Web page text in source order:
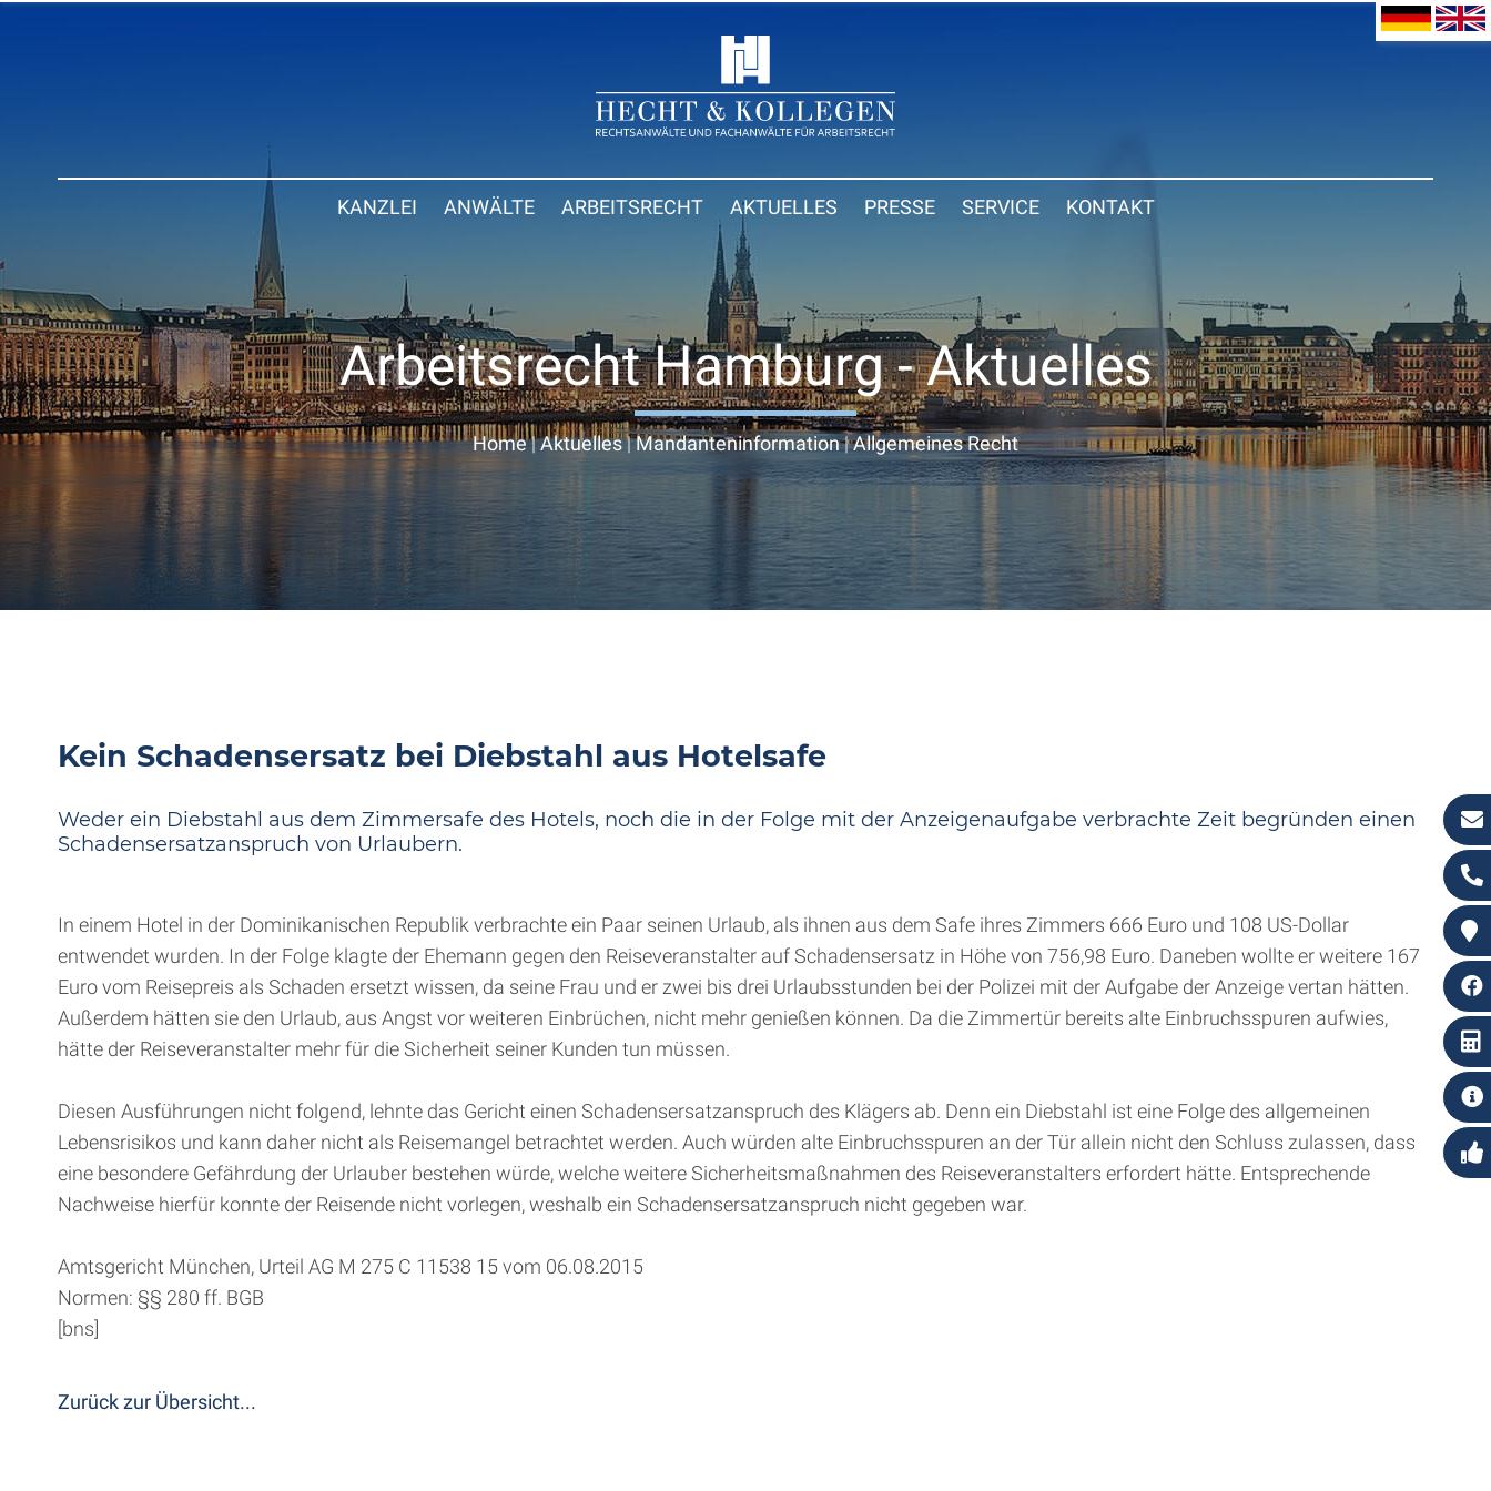
KANZLEI ANWÄLTE ARBEITSRECHT AKTUELLES PRESSE SERVICE KONTAKT
Arbeitsrecht Hamburg - Aktuelles
Home|Aktuelles|Mandanteninformation|Allgemeines Recht
Kein Schadensersatz bei Diebstahl aus Hotelsafe
Weder ein Diebstahl aus dem Zimmersafe des Hotels, noch die in der Folge mit der Anzeigenaufgabe verbrachte Zeit begründen einen
Schadensersatzanspruch von Urlaubern.
In einem Hotel in der Dominikanischen Republik verbrachte ein Paar seinen Urlaub, als ihnen aus dem Safe ihres Zimmers 666 Euro und 108 US-Dollar
entwendet wurden. In der Folge klagte der Ehemann gegen den Reiseveranstalter auf Schadensersatz in Höhe von 756,98 Euro. Daneben wollte er weitere 167
Euro vom Reisepreis als Schaden ersetzt wissen, da seine Frau und er zwei bis drei Urlaubsstunden bei der Polizei mit der Aufgabe der Anzeige vertan hätten.
Außerdem hätten sie den Urlaub, aus Angst vor weiteren Einbrüchen, nicht mehr genießen können. Da die Zimmertür bereits alte Einbruchsspuren aufwies,
hätte der Reiseveranstalter mehr für die Sicherheit seiner Kunden tun müssen.
Diesen Ausführungen nicht folgend, lehnte das Gericht einen Schadensersatzanspruch des Klägers ab. Denn ein Diebstahl ist eine Folge des allgemeinen
Lebensrisikos und kann daher nicht als Reisemangel betrachtet werden. Auch würden alte Einbruchsspuren an der Tür allein nicht den Schluss zulassen, dass
eine besondere Gefährdung der Urlauber bestehen würde, welche weitere Sicherheitsmaßnahmen des Reiseveranstalters erfordert hätte. Entsprechende
Nachweise hierfür konnte der Reisende nicht vorlegen, weshalb ein Schadensersatzanspruch nicht gegeben war.
Amtsgericht München, Urteil AG M 275 C 11538 15 vom 06.08.2015
Normen: §§ 280 ff. BGB
[bns]
Zurück zur Übersicht...